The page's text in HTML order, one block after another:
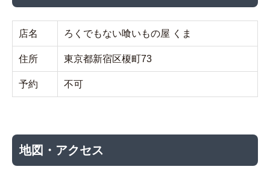
店名 ろくでもない喰いもの屋 くま
住所 東京都新宿区榎町73
予約 不可
地図・アクセス